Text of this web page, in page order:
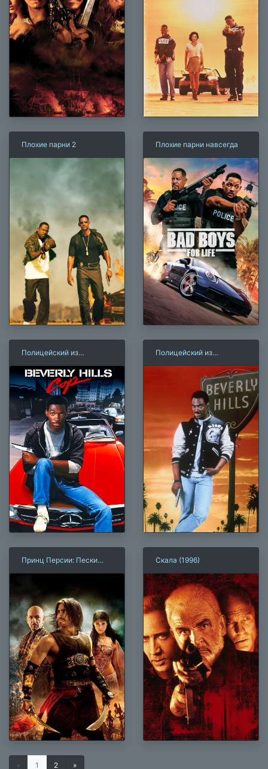
Плохие парни 2 Плохие парни навсегда
Полицейский из
Полицейский из
Принц Персии: Пески
Скала (1996)
« 1 2 »